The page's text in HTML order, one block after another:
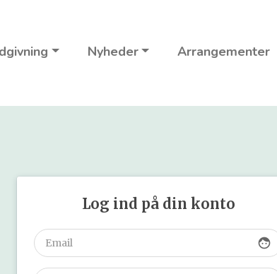
Nyheder Arrangementer
Log ind på din konto
face